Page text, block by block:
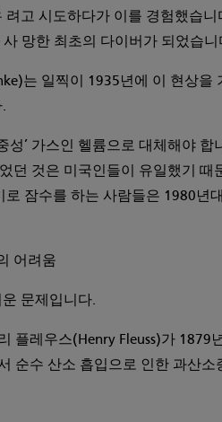
고 시도하다가 이를 경험했습니
망한 최초의 다이버가 되었습니
는 일찍이 1935년에 이 현상을
성’ 가스인 헬륨으로 대체해야 합
던 것은 미국인들이 유일했기 때
잠수를 하는 사람들은 1980년
어려움
문제입니다.
플레우스(Henry Fleuss)가 1879
순수 산소 흡입으로 인한 과산소